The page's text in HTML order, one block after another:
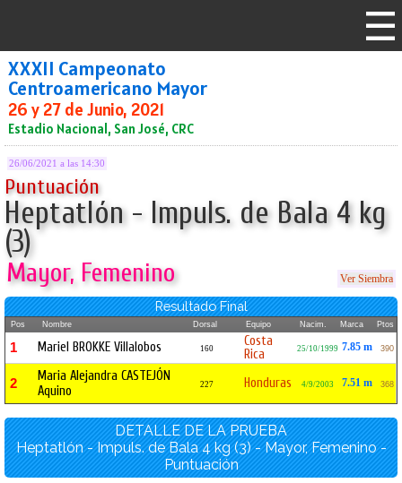
XXXII Campeonato
Centroamericano Mayor
26 y 27 de Junio, 2021
Estadio Nacional, San José, CRC
26/06/2021 a las 14:30
Puntuación
Heptatlón - Impuls. de Bala 4 kg
(3)
Mayor, Femenino Ver Siembra
Resultado Final
Pos Nombre Dorsal Equipo Nacim. Marca Ptos
1 Mariel BROKKE Villalobos 160
Costa
Rica
25/10/1999 7.85 m 390
2
Maria Alejandra CASTEJÓN
Aquino
227 Honduras 4/9/2003 7.51 m 368
DETALLE DE LA PRUEBA
Heptatlón - Impuls. de Bala 4 kg (3) - Mayor, Femenino -
Puntuación